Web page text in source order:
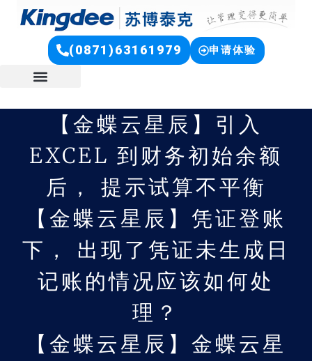
(0871)63161979 申请体验
【金蝶云星辰】引入
EXCEL 到财务初始余额
后， 提示试算不平衡
【金蝶云星辰】凭证登账
下， 出现了凭证未生成日
记账的情况应该如何处
理？
【金蝶云星辰】金蝶云星